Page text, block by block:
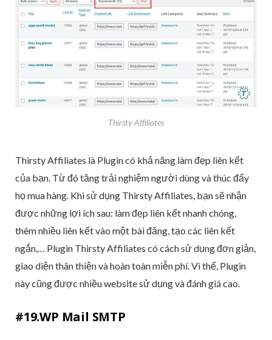
Thirsty Affiliates
Thirsty Affiliates là Plugin có khả năng làm đẹp liên kết
của bạn. Từ đó tăng trải nghiệm người dùng và thúc đẩy
họ mua hàng. Khi sử dụng Thirsty Affiliates, bạn sẽ nhận
được những lợi ích sau: làm đẹp liên kết nhanh chóng,
thêm nhiều liên kết vào một bài đăng, tạo các liên kết
ngắn,… Plugin Thirsty Affiliates có cách sử dụng đơn giản,
giao diện thân thiện và hoàn toàn miễn phí. Vì thế, Plugin
này cũng được nhiều website sử dụng và đánh giá cao.
#19.WP Mail SMTP